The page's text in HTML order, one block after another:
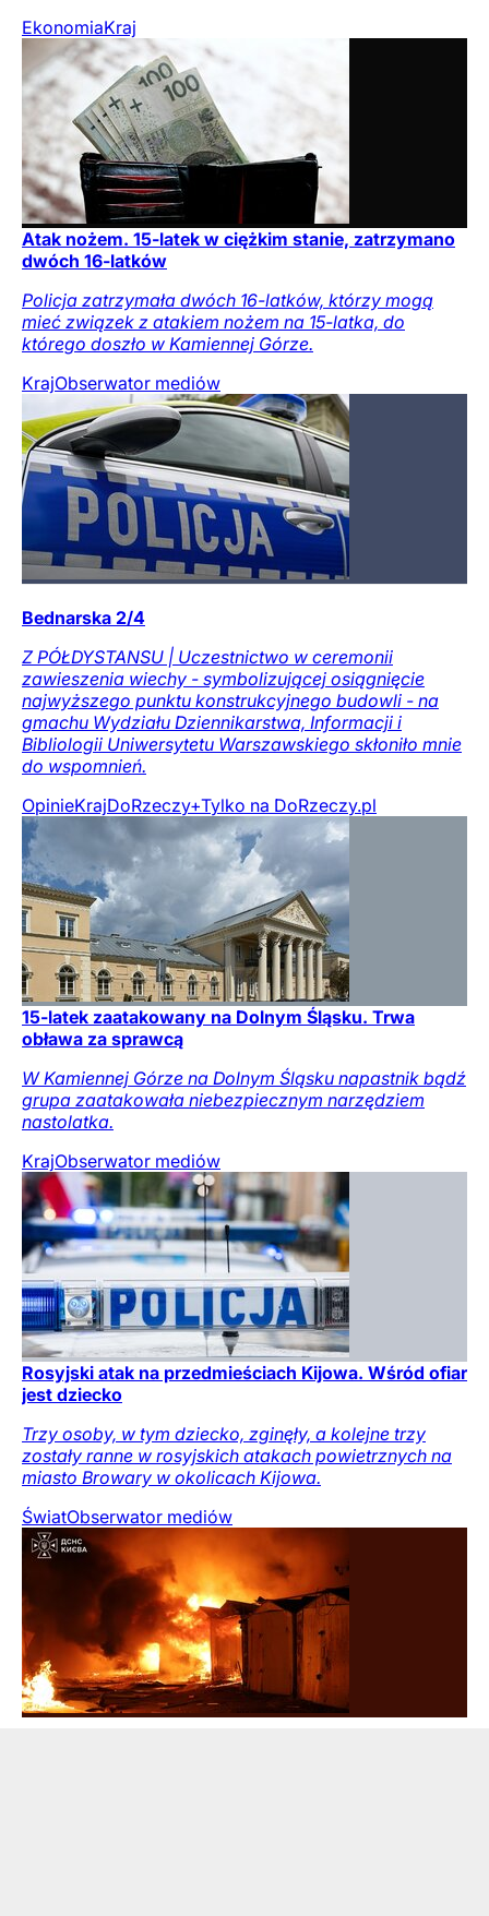
EkonomiaKraj
Atak nożem. 15-latek w ciężkim stanie, zatrzymano
dwóch 16-latków
Policja zatrzymała dwóch 16-latków, którzy mogą
mieć związek z atakiem nożem na 15-latka, do
którego doszło w Kamiennej Górze.
KrajObserwator mediów
Bednarska 2/4
Z PÓŁDYSTANSU | Uczestnictwo w ceremonii
zawieszenia wiechy - symbolizującej osiągnięcie
najwyższego punktu konstrukcyjnego budowli - na
gmachu Wydziału Dziennikarstwa, Informacji i
Bibliologii Uniwersytetu Warszawskiego skłoniło mnie
do wspomnień.
OpinieKrajDoRzeczy+Tylko na DoRzeczy.pl
15-latek zaatakowany na Dolnym Śląsku. Trwa
obława za sprawcą
W Kamiennej Górze na Dolnym Śląsku napastnik bądź
grupa zaatakowała niebezpiecznym narzędziem
nastolatka.
KrajObserwator mediów
Rosyjski atak na przedmieściach Kijowa. Wśród ofiar
jest dziecko
Trzy osoby, w tym dziecko, zginęły, a kolejne trzy
zostały ranne w rosyjskich atakach powietrznych na
miasto Browary w okolicach Kijowa.
ŚwiatObserwator mediów